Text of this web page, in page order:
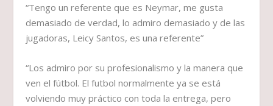
“Tengo un referente que es Neymar, me gusta
demasiado de verdad, lo admiro demasiado y de las
jugadoras, Leicy Santos, es una referente”
“Los admiro por su profesionalismo y la manera que
ven el fútbol. El futbol normalmente ya se está
volviendo muy práctico con toda la entrega, pero